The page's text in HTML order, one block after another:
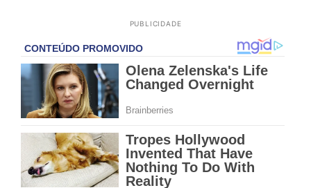
PUBLICIDADE